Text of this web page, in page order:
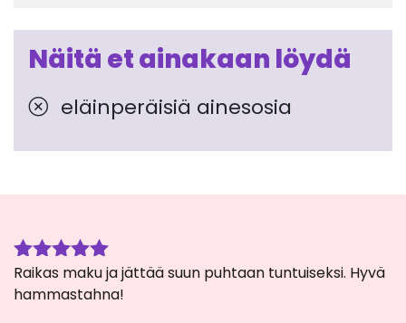
Näitä et ainakaan löydä
eläinperäisiä ainesosia
Arvostelu
tuotteesta:
Raikas maku ja jättää suun puhtaan tuntuiseksi. Hyvä
hammastahna!